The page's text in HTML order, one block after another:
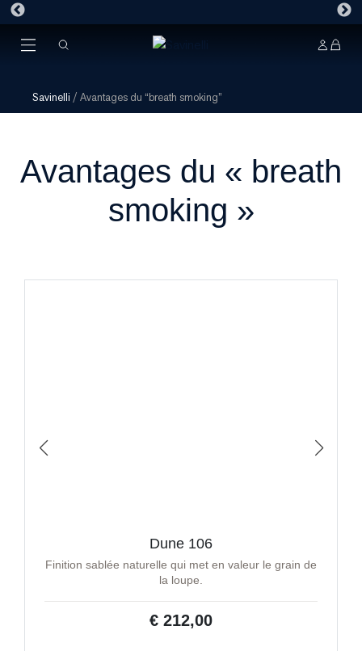
Savinelli / Avantages du “breath smoking”
Avantages du « breath
smoking »
Dune 106
Finition sablée naturelle qui met en valeur le grain de
la loupe.
€ 212,00